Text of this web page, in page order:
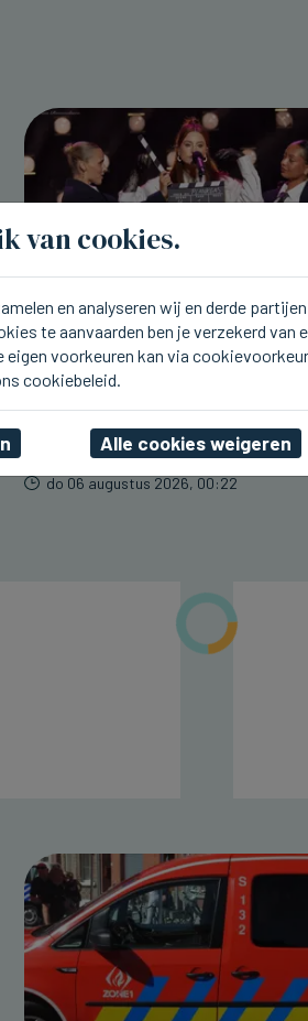
BLANKENBERGE
Line De Dauw komt
namiddag naar
aan Zee in
do 06 augustus 2026, 00:22
van cookies.
en analyseren wij en derde
te aanvaarden ben je verzekerd
voorkeuren kan via
cookiebeleid.
Alle cookies weigeren